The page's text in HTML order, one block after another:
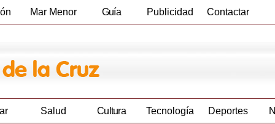
Mar Menor Guía Publicidad Contactar
Salud Cultura Tecnología Deportes